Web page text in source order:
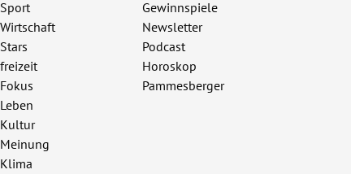
Sport
Wirtschaft
Stars
freizeit
Fokus
Leben
Kultur
Meinung
Klima
Gewinnspiele
Newsletter
Podcast
Horoskop
Pammesberger